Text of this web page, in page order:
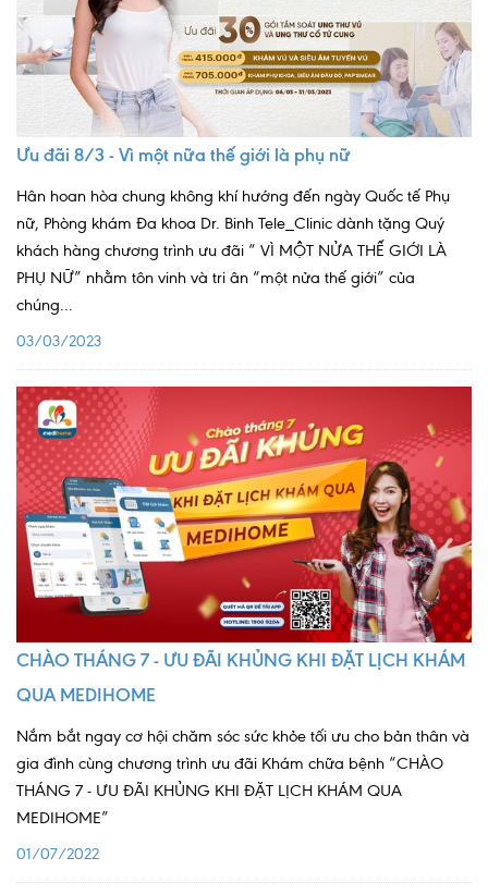
Gói khám sức khỏe cá nhân định kỳ
Gói khám tầm soát ung thư sớm
Gói quản lý mạn tính
Dịch vụ ưu đãi đặc biệt
Bác sĩ online - Tư vấn từ xa
Bác sĩ gia đình chăm sóc y tế 24/7
Dịch vụ Y tế Cơ quan – MEDI-OFFICE
Dịch vụ Y tế gia đình – MEDI-HOME
Lấy mẫu xét nghiệm tại nhà
Bảo hiểm Y tế
Bảo lãnh viện phí HỎI ĐÁP
TUYỂN DỤNG TRA CỨU HỒ SƠ
Ưu đãi 8/3 - Vì một nữa thế giới là phụ nữ
Hân hoan hòa chung không khí hướng đến ngày Quốc tế Phụ
nữ, Phòng khám Đa khoa Dr. Binh Tele_Clinic dành tặng Quý
khách hàng chương trình ưu đãi “ VÌ MỘT NỬA THẾ GIỚI LÀ
PHỤ NỮ” nhằm tôn vinh và tri ân “một nửa thế giới” của
chúng...
03/03/2023
CHÀO THÁNG 7 - ƯU ĐÃI KHỦNG KHI ĐẶT LỊCH KHÁM
QUA MEDIHOME
Nắm bắt ngay cơ hội chăm sóc sức khỏe tối ưu cho bản thân và
gia đình cùng chương trình ưu đãi Khám chữa bệnh “CHÀO
THÁNG 7 - ƯU ĐÃI KHỦNG KHI ĐẶT LỊCH KHÁM QUA
MEDIHOME”
01/07/2022